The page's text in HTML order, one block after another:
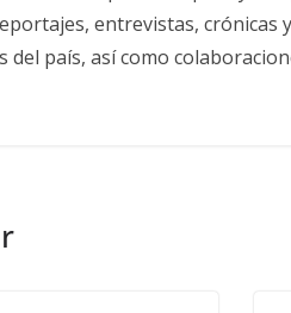
entrevistas, crónicas
país, así como